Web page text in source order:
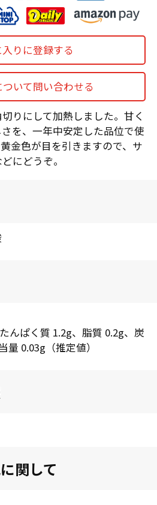
りに登録する
いて問い合わせる
りにして加熱しました。甘く
を、一年中安定した品位で使
金色が目を引きますので、サ
にどうぞ。
んぱく質 1.2g、脂質 0.2g、炭
0.03g（推定値）
関して